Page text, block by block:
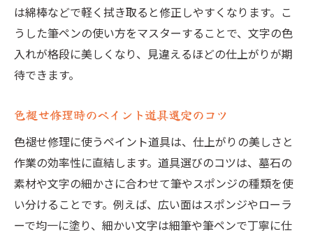
は綿棒などで軽く拭き取ると修正しやすくなります。こ
うした筆ペンの使い方をマスターすることで、文字の色
入れが格段に美しくなり、見違えるほどの仕上がりが期
待できます。
色褪せ修理時のペイント道具選定のコツ
色褪せ修理に使うペイント道具は、仕上がりの美しさと
作業の効率性に直結します。道具選びのコツは、墓石の
素材や文字の細かさに合わせて筆やスポンジの種類を使
い分けることです。例えば、広い面はスポンジやローラ
ーで均一に塗り、細かい文字は細筆や筆ペンで丁寧に仕